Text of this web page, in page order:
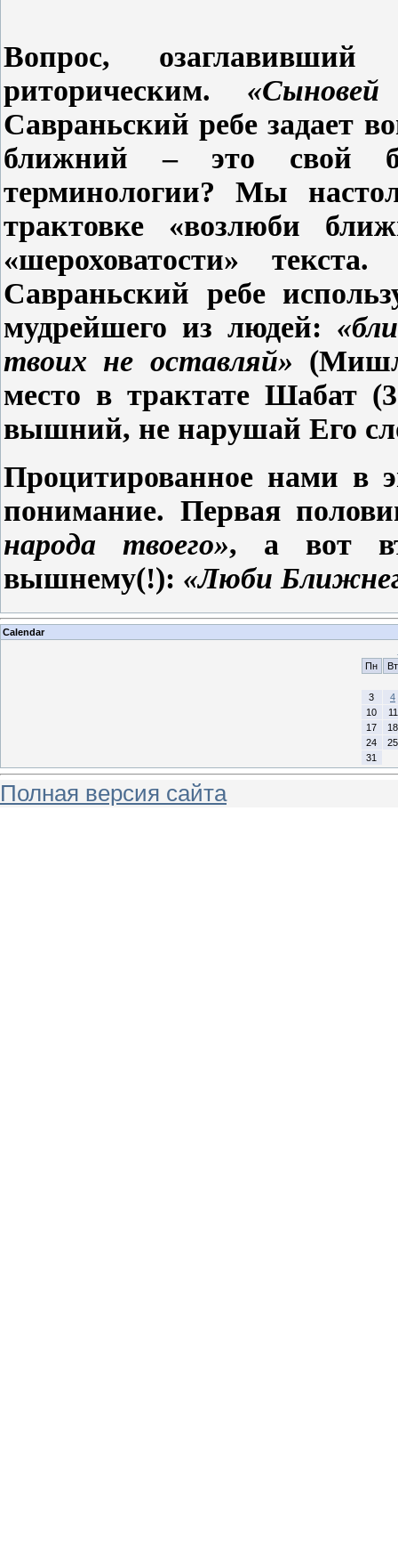
Вопрос,
риторическим.
Савраньский ребе задает
ближний – это свой
терминологии? Мы
трактовке «возлюби
«шероховатости»
Савраньский ребе
мудрейшего из людей:
твоих не оставляй»
место в трактате Шабат
вышний, не нарушай Его
Процитированное нами в
понимание. Первая
народа твоего», а вот
вышнему(!): «Люби
Calendar
Пн
Вт
3
4
10
11
17
18
24
25
31
Полная версия сайта